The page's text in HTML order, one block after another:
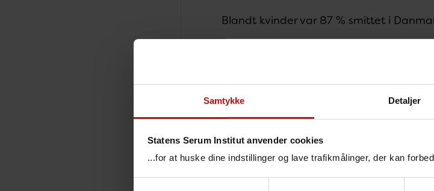
Samtykke Detaljer
Statens Serum Institut anvender cookies
...for at huske dine indstillinger og lave trafikmålinger, der kan
Blandt kvinder var 87 % smittet i
Referencelaboratoriet modtog i 2010
afdelinger. Isolaterne blev
Penicillinresistens forekom hos 55 %
(29 % i 2009).
I alt 19 % var penicillinaseproducerende
Fluoroquinolonresistens blev påvist hos
følsomhed (2 % i 2009).